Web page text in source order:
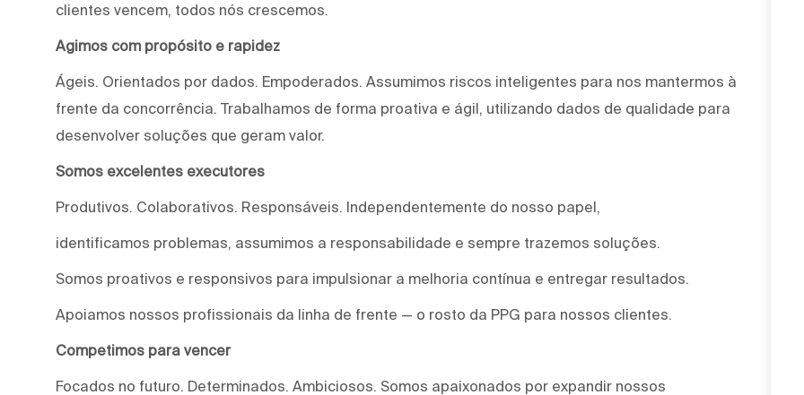
clientes vencem, todos nós crescemos.
Agimos com propósito e rapidez
Ágeis. Orientados por dados. Empoderados. Assumimos riscos inteligentes para nos mantermos à
frente da concorrência. Trabalhamos de forma proativa e ágil, utilizando dados de qualidade para
desenvolver soluções que geram valor.
Somos excelentes executores
Produtivos. Colaborativos. Responsáveis. Independentemente do nosso papel,
identificamos problemas, assumimos a responsabilidade e sempre trazemos soluções.
Somos proativos e responsivos para impulsionar a melhoria contínua e entregar resultados.
Apoiamos nossos profissionais da linha de frente — o rosto da PPG para nossos clientes.
Competimos para vencer
Focados no futuro. Determinados. Ambiciosos. Somos apaixonados por expandir nossos